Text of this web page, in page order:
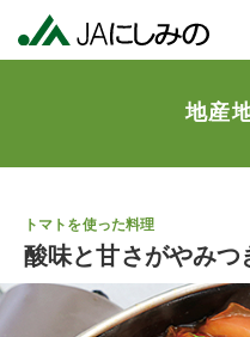
地産
トマトを使った料理
酸味と甘さがやみ